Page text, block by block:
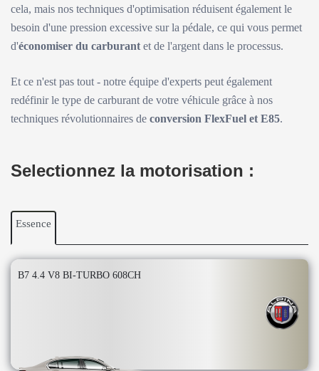
cela, mais nos techniques d'optimisation réduisent également le
besoin d'une pression excessive sur la pédale, ce qui vous permet
d'économiser du carburant et de l'argent dans le processus.
Et ce n'est pas tout - notre équipe d'experts peut également
redéfinir le type de carburant de votre véhicule grâce à nos
techniques révolutionnaires de conversion FlexFuel et E85.
Selectionnez la motorisation :
Essence
B7 4.4 V8 BI-TURBO 608CH